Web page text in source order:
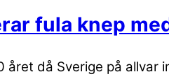
fula knep
då Sverige på allvar